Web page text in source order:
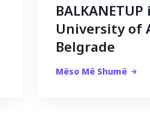
University of
Belgrade
Mëso Më Shumë